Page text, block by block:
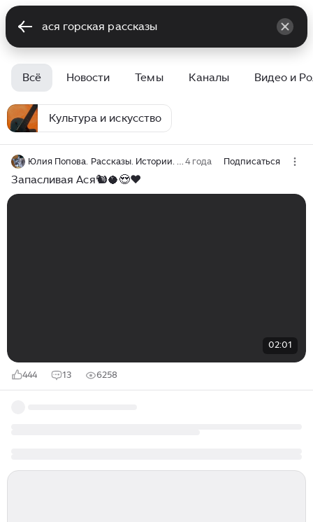
Всё Новости Темы Каналы Видео и
Культура и искусство
Юлия Попова. Рассказы. Истории. Жизнь приюта "Спаси меня". 4 года Подписаться
Запасливая Ася🐿🥥😍❤
02:01
444 13 6258